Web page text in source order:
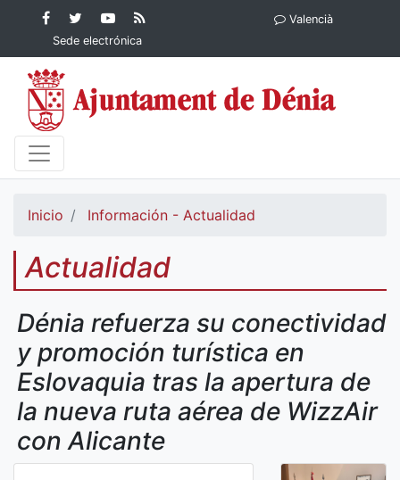
Contenido principalFacebook
Ayuntamiento de
Dénia
Ayuntamiento
de Dénia
YouTube
Ayuntamiento
de Dénia
Ayuntamiento
Sede electrónica
Valencià
Inicio Información - Actualidad
Actualidad
Dénia refuerza su conectividad
y promoción turística en
Eslovaquia tras la apertura de
la nueva ruta aérea de WizzAir
con Alicante